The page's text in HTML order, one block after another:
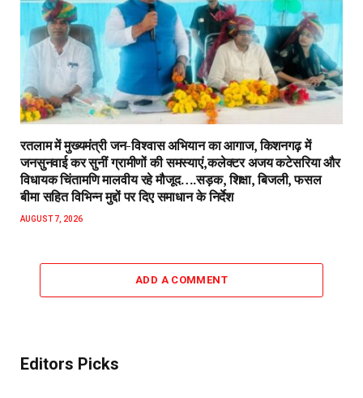
रतलाम में मुख्यमंत्री जन-विश्वास अभियान का आगाज, किशनगढ़ में
जनसुनवाई कर सुनीं ग्रामीणों की समस्याएं,कलेक्टर अजय कटेसरिया और
विधायक चिंतामणि मालवीय रहे मौजूद….सड़क, शिक्षा, बिजली, फसल
बीमा सहित विभिन्न मुद्दों पर दिए समाधान के निर्देश
AUGUST 7, 2026
ADD A COMMENT
Editors Picks